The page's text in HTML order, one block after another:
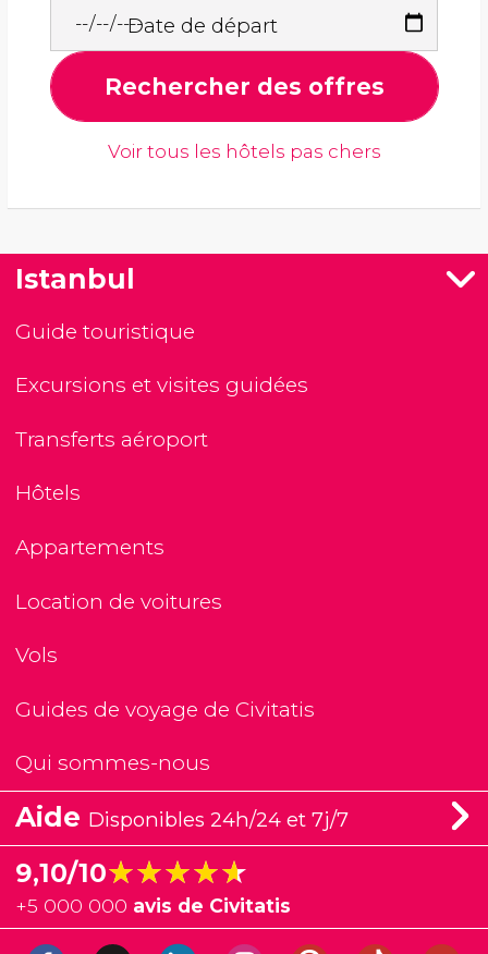
Date de départ
Rechercher des offres
Voir tous les hôtels pas chers
Istanbul
Guide touristique
Excursions et visites guidées
Transferts aéroport
Hôtels
Appartements
Location de voitures
Vols
Guides de voyage de Civitatis
Qui sommes-nous
Aide Disponibles 24h/24 et 7j/7
9,10/10★★★★★
★★★★★
+5 000 000 avis de Civitatis